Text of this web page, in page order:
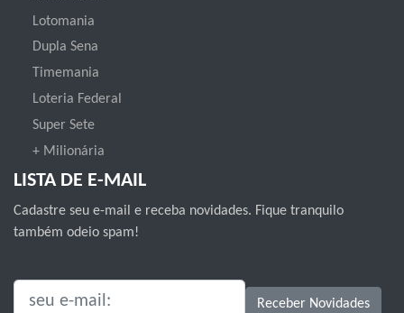
Lotomania
Dupla Sena
Timemania
Loteria Federal
Super Sete
+ Milionária
LISTA DE E-MAIL
Cadastre seu e-mail e receba novidades. Fique tranquilo
também odeio spam!
SEU E-MAIL: Receber Novidades